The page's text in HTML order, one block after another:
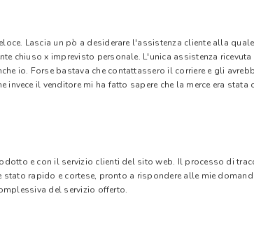
Lascia un pò a desiderare l'assistenza cliente alla
chiuso x imprevisto personale. L'unica assistenza
io. Forse bastava che contattassero il corriere e gli
invece il venditore mi ha fatto sapere che la merce era
e con il servizio clienti del sito web. Il processo di
stato rapido e cortese, pronto a rispondere alle mie
del servizio offerto.